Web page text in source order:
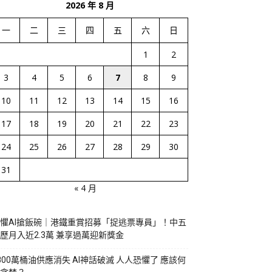
2026 年 8 月
一 二 三 四 五 六 日
1
2
3
4 5 6 7 8
9
10
11 12 13 14 15
16
17
18 19 20 21 22
23
24
25 26 27 28 29
30
31
« 4 月
AI搶飯碗｜港鐵重賞招募「捉逃票專員」！中五
月入近2.3萬 兼享過萬迎新獎金
萬桶油供應消失 AI神話破滅 人人恐懼了 應該何